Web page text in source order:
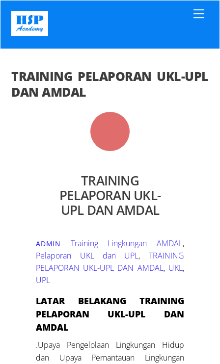
content
TRAINING PELAPORAN UKL-UPL
DAN AMDAL
TRAINING
PELAPORAN UKL-
UPL DAN AMDAL
ADMIN Training Lingkungan AMDAL,
Pelaporan UKL dan UPL, TRAINING
PELAPORAN UKL-UPL DAN AMDAL, UKL,
UPL
LATAR BELAKANG TRAINING
PELAPORAN UKL-UPL DAN
AMDAL
.Upaya Pengelolaan Lingkungan Hidup
dan Upaya Pemantauan Lingkungan